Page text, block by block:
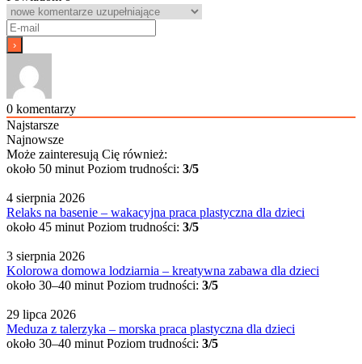
0 komentarzy
Najstarsze
Najnowsze
Może zainteresują Cię również:
około 50 minut Poziom trudności: 3/5
4 sierpnia 2026
Relaks na basenie – wakacyjna praca plastyczna dla dzieci
około 45 minut Poziom trudności: 3/5
3 sierpnia 2026
Kolorowa domowa lodziarnia – kreatywna zabawa dla dzieci
około 30–40 minut Poziom trudności: 3/5
29 lipca 2026
Meduza z talerzyka – morska praca plastyczna dla dzieci
około 30–40 minut Poziom trudności: 3/5